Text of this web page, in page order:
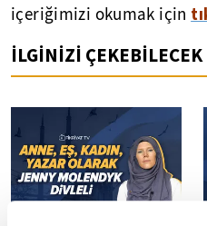
içeriğimizi okumak için
İLGİNİZİ